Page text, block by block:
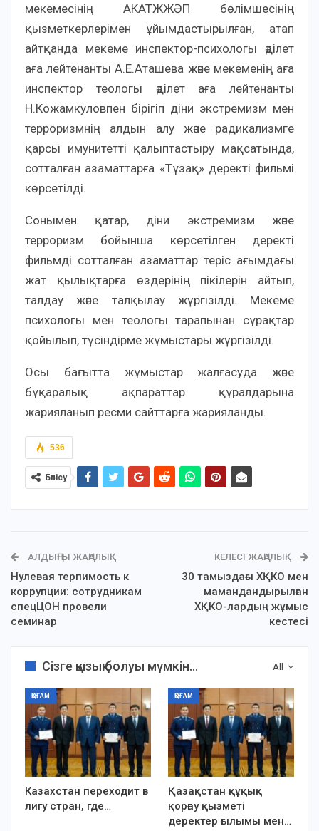
мекемесінің АКАТЖЖӘП бөлімшесінің
қызметкерлерімен ұйымдастырылған, атап
айтқанда мекеме инспектор-психологы әділет
аға лейтенанты А.Е.Аташева және мекеменің аға
инспектор теологы әділет аға лейтенанты
Н.Кожамкуловпен бірігіп діни экстремизм мен
терроризмнің алдын алу және радикализмге
қарсы имунитетті қалыптастыру мақсатында,
сотталған азаматтарға «Тұзақ» деректі фильмі
көрсетілді.
Сонымен қатар, діни экстремизм және
терроризм бойынша көрсетілген деректі
фильмді сотталған азаматтар теріс ағымдағы
жат қылықтарға өздерінің пікілерін айтып,
талдау және талқылау жүргізілді. Мекеме
психологы мен теологы тарапынан сұрақтар
қойылып, түсіндірме жұмыстары жүргізілді.
Осы бағытта жұмыстар жалғасуда және
бұқаралық ақпараттар құралдарына
жарияланып ресми сайттарға жарияланды.
536
Бөлісу
АЛДЫҢҒЫ ЖАҢАЛЫҚ
Нулевая терпимость к
коррупции: сотрудникам
спецЦОН провели
семинар
КЕЛЕСІ ЖАҢАЛЫҚ
30 тамыздағы ХҚКО мен
мамандандырылған
ХҚКО-лардың жұмыс
кестесі
All
Сізге қызық болуы мүмкін...
ҚОҒАМ
Казахстан переходит в
лигу стран, где…
ҚОҒАМ
Қазақстан құқық
қорғау қызметі
деректер ғылымы мен…